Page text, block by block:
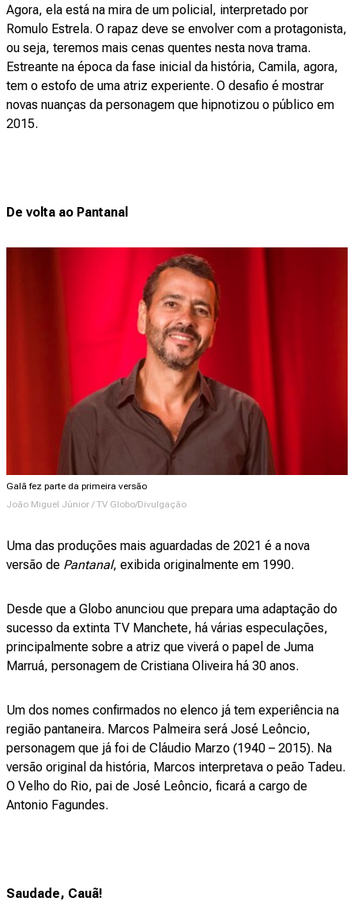
Agora, ela está na mira de um policial, interpretado por
Romulo Estrela. O rapaz deve se envolver com a protagonista,
ou seja, teremos mais cenas quentes nesta nova trama.
Estreante na época da fase inicial da história, Camila, agora,
tem o estofo de uma atriz experiente. O desafio é mostrar
novas nuanças da personagem que hipnotizou o público em
2015.
De volta ao Pantanal
Galã fez parte da primeira versão
João Miguel Júnior / TV Globo/Divulgação
Uma das produções mais aguardadas de 2021 é a nova
versão de Pantanal, exibida originalmente em 1990.
Desde que a Globo anunciou que prepara uma adaptação do
sucesso da extinta TV Manchete, há várias especulações,
principalmente sobre a atriz que viverá o papel de Juma
Marruá, personagem de Cristiana Oliveira há 30 anos.
Um dos nomes confirmados no elenco já tem experiência na
região pantaneira. Marcos Palmeira será José Leôncio,
personagem que já foi de Cláudio Marzo (1940 – 2015). Na
versão original da história, Marcos interpretava o peão Tadeu.
O Velho do Rio, pai de José Leôncio, ficará a cargo de
Antonio Fagundes.
Saudade, Cauã!